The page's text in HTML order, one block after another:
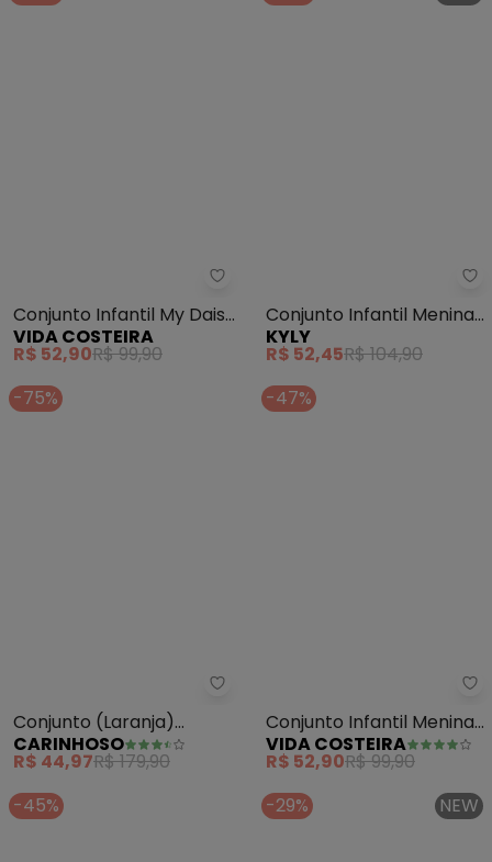
Conjunto Infantil My Daisy
Day (Laranja)
VIDA COSTEIRA
R$ 52,90R$ 99,90
Conjunto Infantil Menina
Borboletas (Laranja)
KYLY
R$ 52,45R$ 104,90
-75%
Conjunto (Laranja)
Cropped Floral Menina
CARINHOSO
R$ 44,97 R$ 179,90
-47%
Conjunto Infantil Menina
Shorts Saia (Laranja)
VIDA COSTEIRA
R$ 52,90R$ 99,90
-45%
-29% NEW